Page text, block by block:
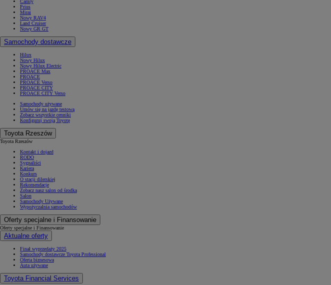
Od81 900 zł
Yaris Cross
Prius
Mirai
Nowy RAV4
Land Cruiser
Nowy GR GT
Samochody dostawcze
Hilux
Nowy Hilux
Nowy Hilux Electric
PROACE Max
PROACE
PROACE Verso
PROACE CITY
PROACE CITY Verso
Samochody używane
Umów się na jazdę testową
Zobacz wszystkie cenniki
Konfiguruj swoją Toyotę
Toyota Rzeszów
Toyota Rzeszów
Kontakt i dojazd
RODO
Sygnaliści
Kariera
Konkurs
O stacji dilerskiej
Rekomendacje
Zobacz nasz salon od środka
Salon
Samochody Używane
Wypożyczalnia samochodów
Oferty specjalne i Finansowanie
Oferty specjalne i Finansowanie
Aktualne oferty
Finał wyprzedaży 2025
Samochody dostawcze Toyota Professional
Oferta biznesowa
Auta używane
Toyota Financial Services